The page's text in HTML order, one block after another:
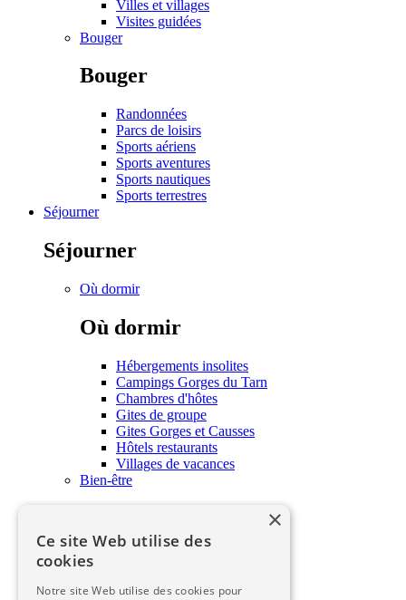
Villes et villages
Visites guidées
Bouger
Bouger
Randonnées
Parcs de loisirs
Sports aériens
Sports aventures
Sports nautiques
Sports terrestres
Séjourner
Séjourner
Où dormir
Où dormir
Hébergements insolites
Campings Gorges du Tarn
Chambres d'hôtes
Gites de groupe
Gites Gorges et Causses
Hôtels restaurants
Villages de vacances
Bien-être
×
Ce site Web utilise des
cookies
Notre site Web utilise des cookies pour